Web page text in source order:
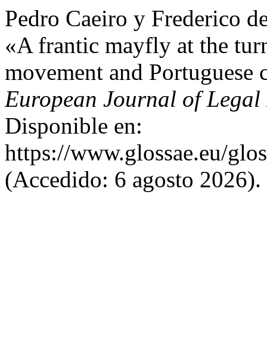
Pedro Caeiro y Frederico
«A frantic mayfly at the
movement and
European Journal of
Disponible en:
https://www.glossae.eu/
(Accedido: 6 agosto 2026).